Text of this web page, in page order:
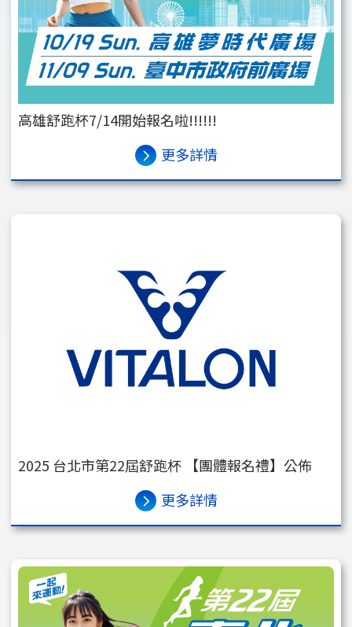
高雄舒跑杯7/14開始報名啦!!!!!!
更多詳情
2025 台北市第22屆舒跑杯 【團體報名禮】公佈
更多詳情